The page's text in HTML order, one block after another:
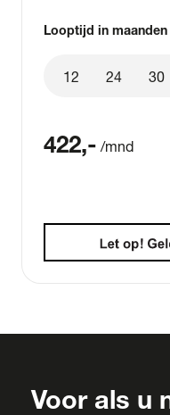
Looptijd in maanden
12 24 30
422,- /mnd
Voor als u